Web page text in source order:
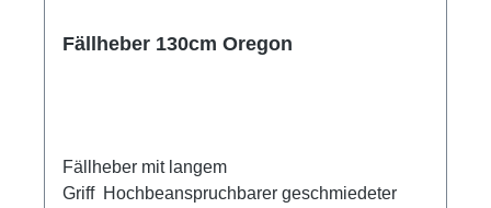
Fällheber 130cm Oregon
Fällheber mit langem
Griff Hochbeanspruchbarer geschmiedeter